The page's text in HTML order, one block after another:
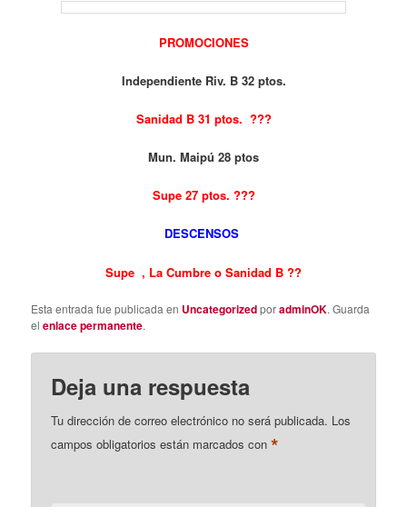
PROMOCIONES
Independiente Riv. B 32 ptos.
Sanidad B 31 ptos. ???
Mun. Maipú 28 ptos
Supe 27 ptos. ???
DESCENSOS
Supe , La Cumbre o Sanidad B ??
Esta entrada fue publicada en UncategorizedporadminOK. Guarda
elenlace permanente.
Deja una respuesta
Tu dirección de correo electrónico no será publicada. Los
campos obligatorios están marcados con*